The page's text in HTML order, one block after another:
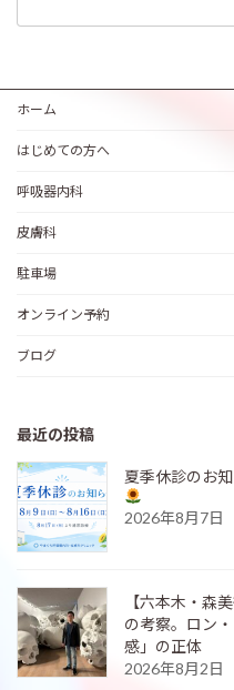
ホーム
はじめての方へ
呼吸器内科
皮膚科
駐車場
オンライン予約
ブログ
最近の投稿
夏季休診のお
2026年8月7日
【六本木・森
の考察。ロン
感」の正体
2026年8月2日